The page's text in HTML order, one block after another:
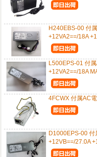
H240EBS-00 付
+12VA2==/18A
L500EPS-01 付
+12VA2==/18A
4FCWX 付属AC
D1000EPS-00 付
+12VB==/27.0A